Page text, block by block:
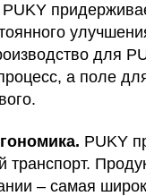
PUKY
для
а поле
PUKY
транспорт.
– самая